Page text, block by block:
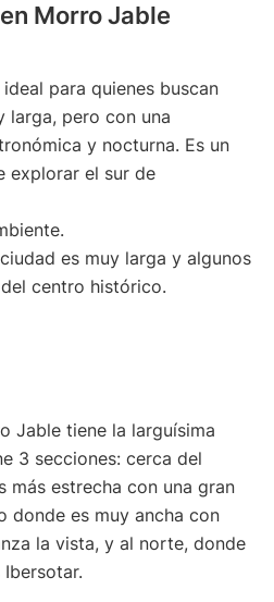
Morro Jable
para quienes buscan
larga, pero con una
y nocturna. Es un
explorar el sur de
es muy larga y algunos
centro histórico.
Jable tiene la larguísima
3 secciones: cerca del
más estrecha con una gran
donde es muy ancha con
la vista, y al norte, donde